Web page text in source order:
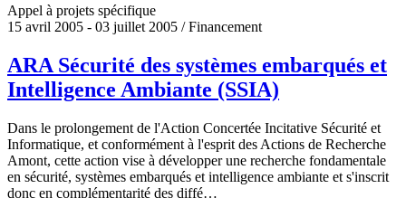
Appel à projets spécifique
15 avril 2005 - 03 juillet 2005 / Financement
ARA Sécurité des systèmes embarqués et
Intelligence Ambiante (SSIA)
Dans le prolongement de l'Action Concertée Incitative Sécurité et
Informatique, et conformément à l'esprit des Actions de Recherche
Amont, cette action vise à développer une recherche fondamentale
en sécurité, systèmes embarqués et intelligence ambiante et s'inscrit
donc en complémentarité des diffé…